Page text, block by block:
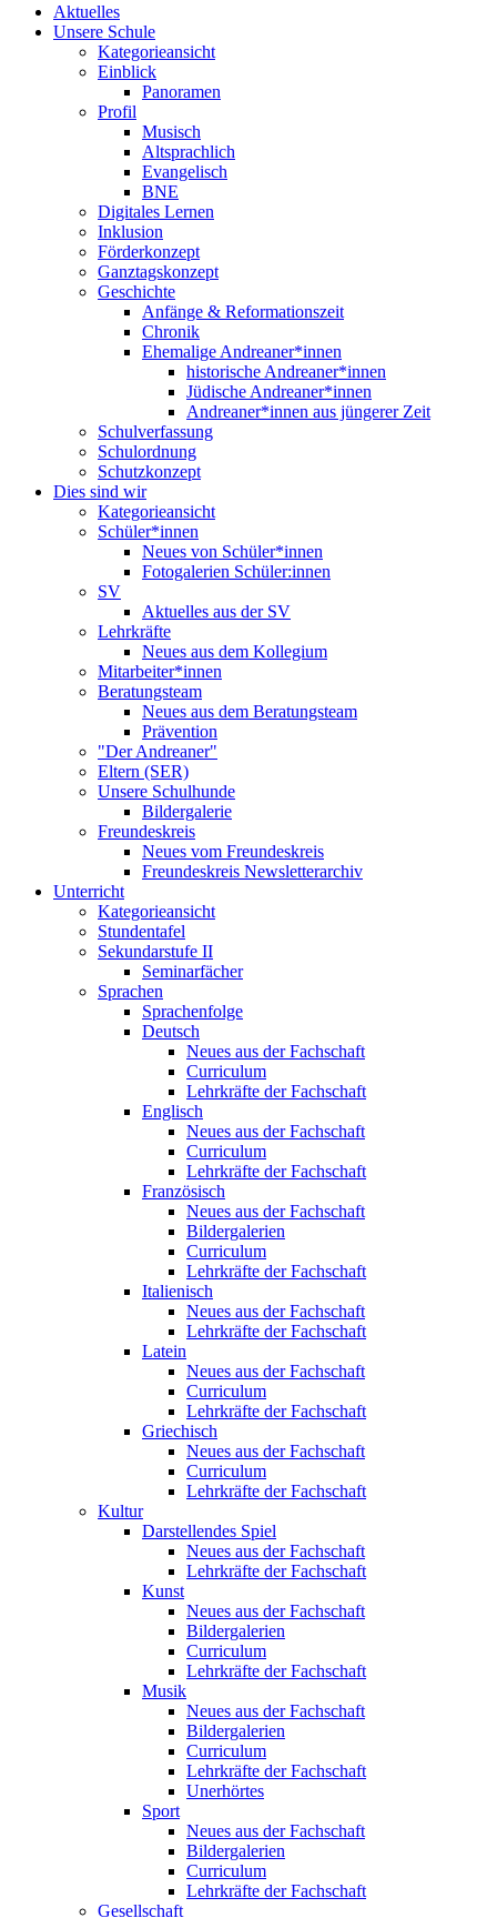
Aktuelles
Unsere Schule
Kategorieansicht
Einblick
Panoramen
Profil
Musisch
Altsprachlich
Evangelisch
BNE
Digitales Lernen
Inklusion
Förderkonzept
Ganztagskonzept
Geschichte
Anfänge & Reformationszeit
Chronik
Ehemalige Andreaner*innen
historische Andreaner*innen
Jüdische Andreaner*innen
Andreaner*innen aus jüngerer Zeit
Schulverfassung
Schulordnung
Schutzkonzept
Dies sind wir
Kategorieansicht
Schüler*innen
Neues von Schüler*innen
Fotogalerien Schüler:innen
SV
Aktuelles aus der SV
Lehrkräfte
Neues aus dem Kollegium
Mitarbeiter*innen
Beratungsteam
Neues aus dem Beratungsteam
Prävention
"Der Andreaner"
Eltern (SER)
Unsere Schulhunde
Bildergalerie
Freundeskreis
Neues vom Freundeskreis
Freundeskreis Newsletterarchiv
Unterricht
Kategorieansicht
Stundentafel
Sekundarstufe II
Seminarfächer
Sprachen
Sprachenfolge
Deutsch
Neues aus der Fachschaft
Curriculum
Lehrkräfte der Fachschaft
Englisch
Neues aus der Fachschaft
Curriculum
Lehrkräfte der Fachschaft
Französisch
Neues aus der Fachschaft
Bildergalerien
Curriculum
Lehrkräfte der Fachschaft
Italienisch
Neues aus der Fachschaft
Lehrkräfte der Fachschaft
Latein
Neues aus der Fachschaft
Curriculum
Lehrkräfte der Fachschaft
Griechisch
Neues aus der Fachschaft
Curriculum
Lehrkräfte der Fachschaft
Kultur
Darstellendes Spiel
Neues aus der Fachschaft
Lehrkräfte der Fachschaft
Kunst
Neues aus der Fachschaft
Bildergalerien
Curriculum
Lehrkräfte der Fachschaft
Musik
Neues aus der Fachschaft
Bildergalerien
Curriculum
Lehrkräfte der Fachschaft
Unerhörtes
Sport
Neues aus der Fachschaft
Bildergalerien
Curriculum
Lehrkräfte der Fachschaft
Gesellschaft